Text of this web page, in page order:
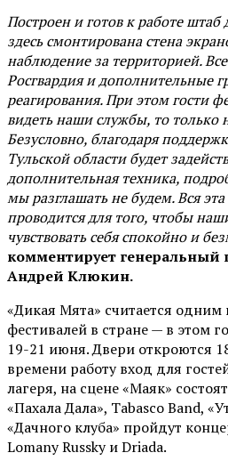
Построен и готов к работе штаб
здесь смонтирована стена
наблюдение за территорией.
Росгвардия и дополнительные
реагирования. При этом гости
видеть наши службы, то только
Безусловно, благодаря
Тульской области будет
дополнительная техника,
мы разглашать не будем. Вся эта
проводится для того, чтобы
чувствовать себя спокойно и
комментирует генеральный
Андрей Клюкин.
«Дикая Мята» считается
фестивалей в стране — в этом
19-21 июня. Двери откроются
времени работу вход для
лагеря, на сцене «Маяк»
«Пахала Дала», Tabasco Band,
«Дачного клуба» пройдут
Lomany Russky и Driada.